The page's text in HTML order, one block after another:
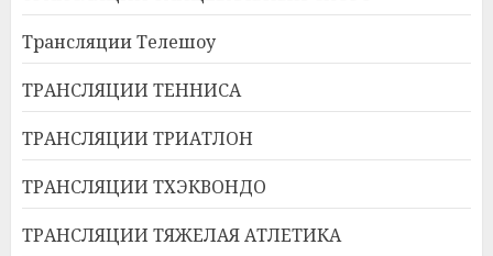
Трансляции Телешоу
ТРАНСЛЯЦИИ ТЕННИСА
ТРАНСЛЯЦИИ ТРИАТЛОН
ТРАНСЛЯЦИИ ТХЭКВОНДО
ТРАНСЛЯЦИИ ТЯЖЕЛАЯ АТЛЕТИКА